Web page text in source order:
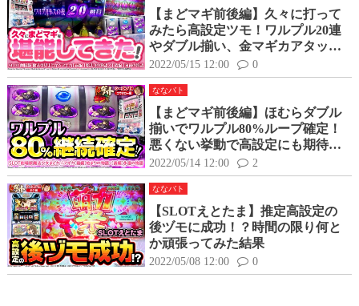
【まどマギ前後編】久々に打って
みたら高設定ツモ！ワルプル20連
やダブル揃い、金マギカアタック
など色々堪能してきた！
2022/05/15 12:00 0
ななバト
【まどマギ前後編】ほむらダブル
揃いでワルプル80%ループ確定！
悪くない挙動で高設定にも期待で
きる！？
2022/05/14 12:00 2
ななバト
【SLOTえとたま】推定高設定の
後ヅモに成功！？時間の限り何と
か頑張ってみた結果
2022/05/08 12:00 0